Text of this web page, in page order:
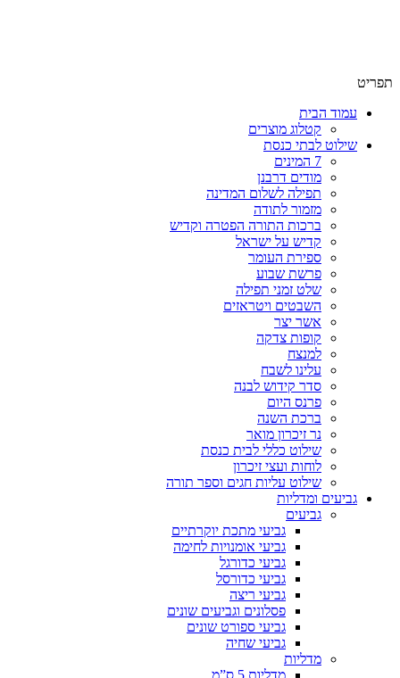
תפריט
עמוד הבית
קטלוג מוצרים
שילוט לבתי כנסת
7 המינים
מודים דרבנן
תפילה לשלום המדינה
מזמור לתודה
ברכות התורה הפטרה וקדיש
קדיש על ישראל
ספירת העומר
פרשת שבוע
שלט זמני תפילה
השבטים ויטראזים
אשר יצר
קופות צדקה
למנצח
עלינו לשבח
סדר קידוש לבנה
פרנס היום
ברכת השנה
נר זיכרון מואר
שילוט כללי לבית כנסת
לוחות ועצי זיכרון
שילוט עליות חגים וספר תורה
גביעים ומדליות
גביעים
גביעי מתכת יוקרתיים
גביעי אומנויות לחימה
גביעי כדורגל
גביעי כדורסל
גביעי ריצה
פסלונים וגביעים שונים
גביעי ספורט שונים
גביעי שחיה
מדליות
מדליות 5 ס”מ